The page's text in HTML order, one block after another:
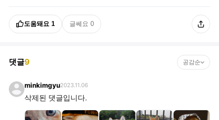
도움돼요 1 글쎄요 0
댓글9 공감순
minkimgyu2023.11.06
삭제된 댓글입니다.